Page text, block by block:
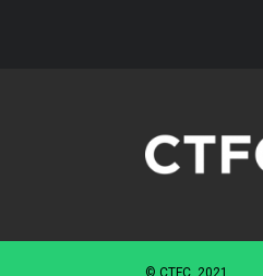
© CTFC, 2021